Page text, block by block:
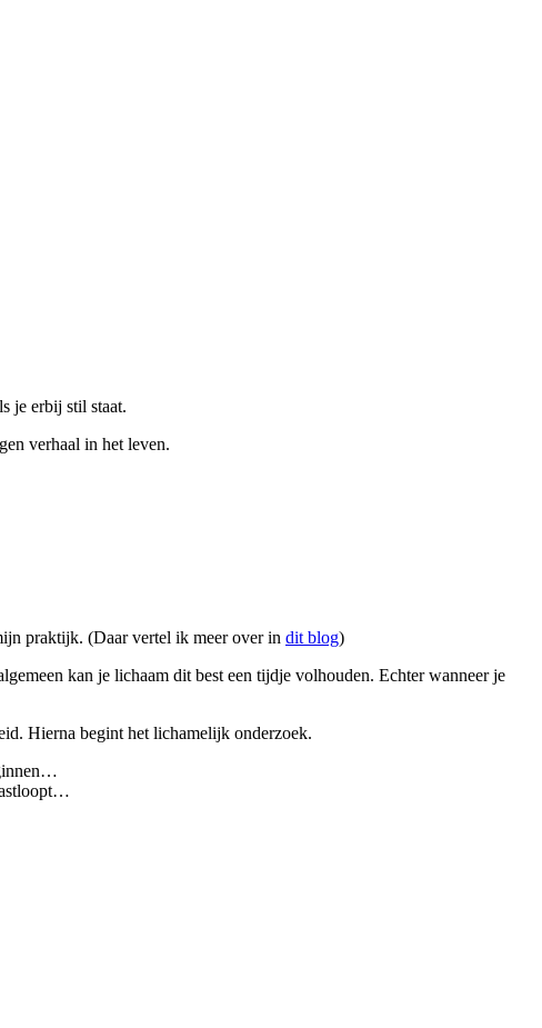
je erbij stil staat.
verhaal in het leven.
praktijk. (Daar vertel ik meer over in dit blog)
kan je lichaam dit best een tijdje volhouden. Echter wanneer je
Hierna begint het lichamelijk onderzoek.